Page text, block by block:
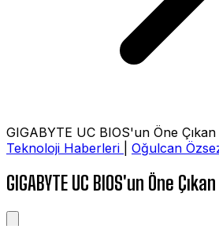
GIGABYTE UC BIOS'un Öne
Teknoloji Haberleri
Oğulcan
GIGABYTE UC BIOS'un Öne